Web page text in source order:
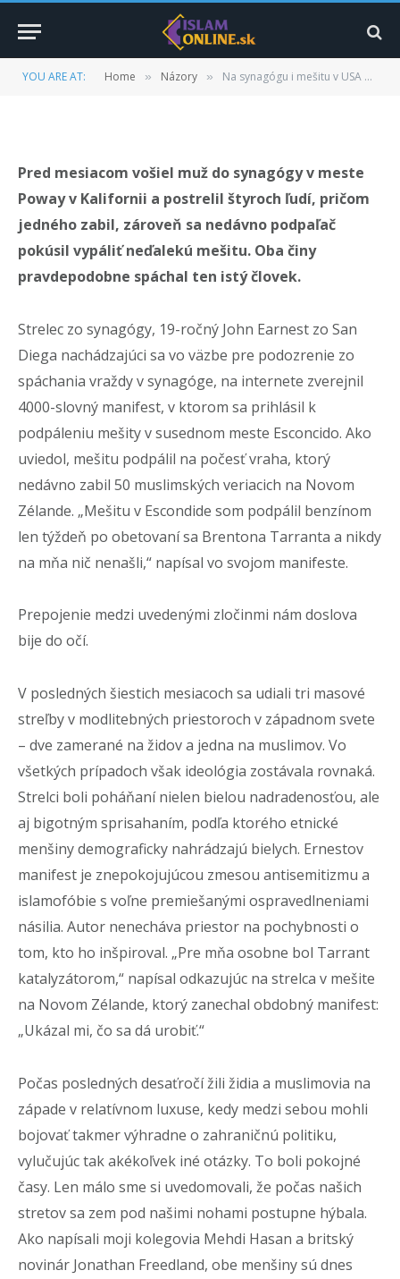
YOU ARE AT: Home » Názory » Na synagógu i mešitu v USA útočil zrejme ten istý človek. Inšpiroval sa útokom na Novom Zélande
Novom Zélande
BY MURTAZA HUSSAIN 20. MÁJA 2019 UPDATED: 27.
NEKOMENTOVANÉ 4 MINS READ
Pred mesiacom vošiel muž do synagógy v meste
Poway v Kalifornii a postrelil štyroch ľudí, pričom
jedného zabil, zároveň sa nedávno podpaľač
pokúsil vypáliť neďalekú mešitu. Oba činy
pravdepodobne spáchal ten istý človek.
Strelec zo synagógy, 19-ročný John Earnest zo San
Diega nachádzajúci sa vo väzbe pre podozrenie zo
spáchania vraždy v synagóge, na internete zverejnil
4000-slovný manifest, v ktorom sa prihlásil k
podpáleniu mešity v susednom meste Esconcido. Ako
uviedol, mešitu podpálil na počesť vraha, ktorý
nedávno zabil 50 muslimských veriacich na Novom
Zélande. „Mešitu v Escondide som podpálil benzínom
len týždeň po obetovaní sa Brentona Tarranta a nikdy
na mňa nič nenašli,“ napísal vo svojom manifeste.
Prepojenie medzi uvedenými zločinmi nám doslova
bije do očí.
V posledných šiestich mesiacoch sa udiali tri masové
streľby v modlitebných priestoroch v západnom svete
– dve zamerané na židov a jedna na muslimov. Vo
všetkých prípadoch však ideológia zostávala rovnaká.
Strelci boli poháňaní nielen bielou nadradenosťou, ale
aj bigotným sprisahaním, podľa ktorého etnické
menšiny demograficky nahrádzajú bielych. Ernestov
manifest je znepokojujúcou zmesou antisemitizmu a
islamofóbie s voľne premiešanými ospravedlneniami
násilia. Autor nenecháva priestor na pochybnosti o
tom, kto ho inšpiroval. „Pre mňa osobne bol Tarrant
katalyzátorom,“ napísal odkazujúc na strelca v mešite
na Novom Zélande, ktorý zanechal obdobný manifest:
„Ukázal mi, čo sa dá urobiť.“
Počas posledných desaťročí žili židia a muslimovia na
západe v relatívnom luxuse, kedy medzi sebou mohli
bojovať takmer výhradne o zahraničnú politiku,
vylučujúc tak akékoľvek iné otázky. To boli pokojné
časy. Len málo sme si uvedomovali, že počas našich
stretov sa zem pod našimi nohami postupne hýbala.
Ako napísali moji kolegovia Mehdi Hasan a britský
novinár Jonathan Freedland, obe menšiny sú dnes